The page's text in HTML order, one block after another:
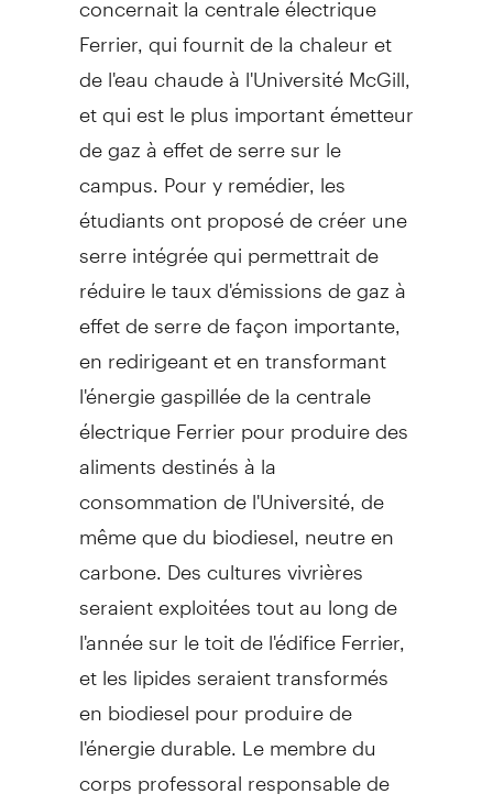
Ferrier, qui fournit de la chaleur et
de l'eau chaude à l'Université McGill,
et qui est le plus important émetteur
de gaz à effet de serre sur le
campus. Pour y remédier, les
étudiants ont proposé de créer une
serre intégrée qui permettrait de
réduire le taux d'émissions de gaz à
effet de serre de façon importante,
en redirigeant et en transformant
l'énergie gaspillée de la centrale
électrique Ferrier pour produire des
aliments destinés à la
consommation de l'Université, de
même que du biodiesel, neutre en
carbone. Des cultures vivrières
seraient exploitées tout au long de
l'année sur le toit de l'édifice Ferrier,
et les lipides seraient transformés
en biodiesel pour produire de
l'énergie durable. Le membre du
corps professoral responsable de